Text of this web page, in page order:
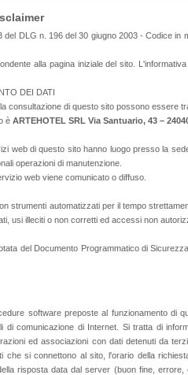
del DLG n. 196 del 30 giugno 2003 - Codice
alla pagina iniziale del sito.
DEI DATI
consultazione di questo sito possono essere
è ARTEHOTEL SRL Via Santuario, 43 –
web di questo sito hanno luogo presso la
operazioni di manutenzione.
web viene comunicato o diffuso.
strumenti automatizzati per il tempo
usi illeciti o non corretti ed accessi non
del Documento Programmatico di
software preposte al funzionamento di
di comunicazione di Internet. Si tratta di
ed associazioni con dati detenuti da
che si connettono al sito, l'orario della
risposta data dal server (buon fine,